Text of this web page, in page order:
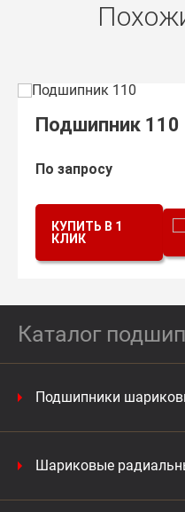
Каталог
Подшипники
Шариковые
Подшипник 110
По запросу
КУПИТЬ В 1
КЛИК